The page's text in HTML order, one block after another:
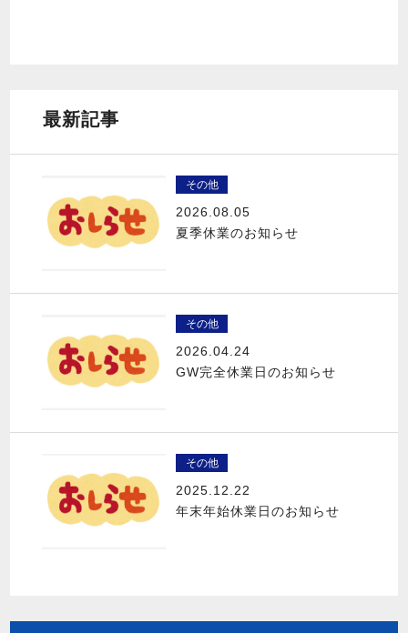
最新記事
その他
2026.08.05
夏季休業のお知らせ
その他
2026.04.24
GW完全休業日のお知らせ
その他
2025.12.22
年末年始休業日のお知らせ